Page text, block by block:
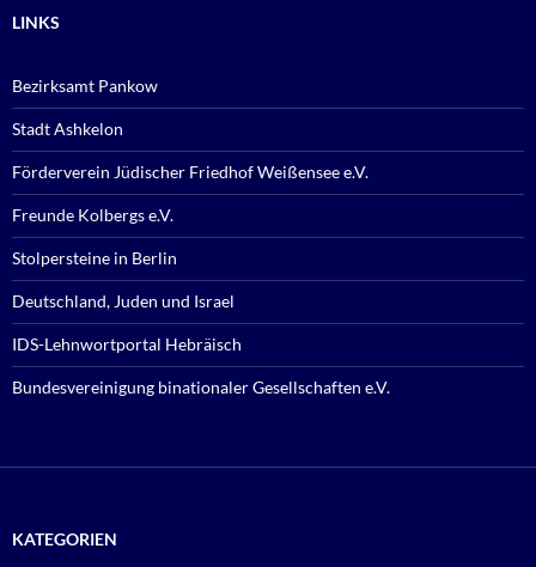
LINKS
Bezirksamt Pankow
Stadt Ashkelon
Förderverein Jüdischer Friedhof Weißensee e.V.
Freunde Kolbergs e.V.
Stolpersteine in Berlin
Deutschland, Juden und Israel
IDS-Lehnwortportal Hebräisch
Bundesvereinigung binationaler Gesellschaften e.V.
KATEGORIEN